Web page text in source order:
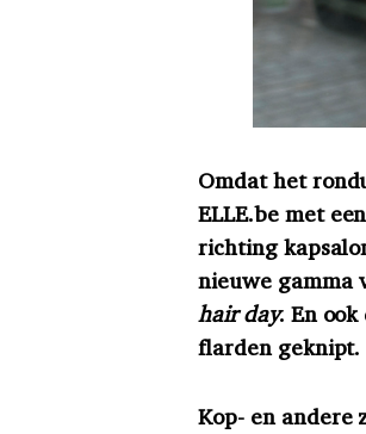
Omdat het
ELLE.be met
richting
nieuwe gamma
hair day. En
flarden geknipt.
Kop- en andere